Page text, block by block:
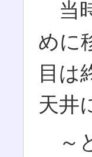
当
めに
目は
天井
～